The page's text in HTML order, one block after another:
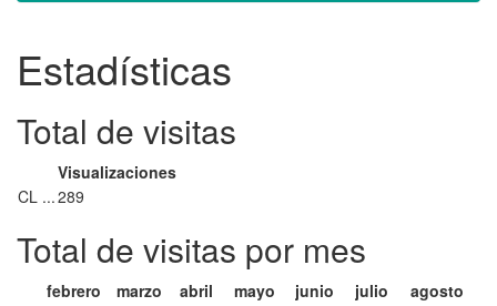
Estadísticas
Total de visitas
Visualizaciones
CL ...289
Total de visitas por mes
febrero
marzo
abril
mayo
junio
julio
agosto